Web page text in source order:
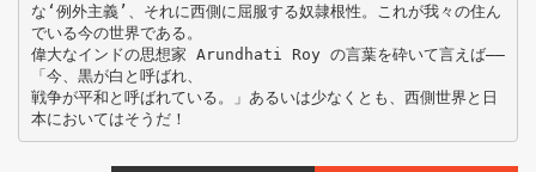
な‘例外主義’、それに西側に屈服する奴隷根性。これが我々の住ん
でいる今の世界である。
偉大なインドの思想家 Arundhati Roy の言葉を砕いて言えば――
「今、黒が白と呼ばれ、
戦争が平和と呼ばれている。」あるいは少なくとも、西側世界と日